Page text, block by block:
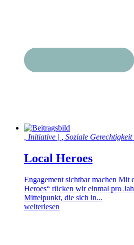
Initiative | Soziale
Local Heroes
Engagement sichtbar machen Mit
Heroes“ rücken wir einmal pro
Mittelpunkt, die sich in...
weiterlesen